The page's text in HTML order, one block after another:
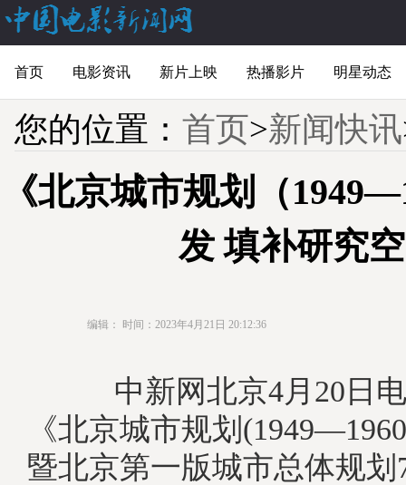
首页 电影资讯 新片上映 热播影片 明星动态
您的位置： 首页>新闻快讯
《北京城市规划（
发 填补研究
编辑： 时间：2023年4月21日 20:12:36
中新网北京4月20日电
《北京城市规划
暨北京第一版城市总体规划